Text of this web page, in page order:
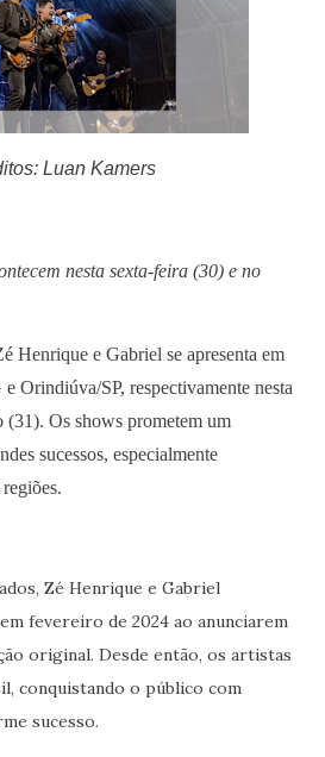
Luan Kamers
nesta sexta-feira (30) e no
Henrique e Gabriel se apresenta em
Orindiúva/SP, respectivamente nesta
(31). Os shows prometem um
sucessos, especialmente
Zé Henrique e Gabriel
fevereiro de 2024 ao anunciarem
original. Desde então, os artistas
conquistando o público com
sucesso.